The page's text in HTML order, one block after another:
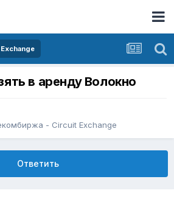
в аренду Волокно
- Circuit Exchange
Ответить